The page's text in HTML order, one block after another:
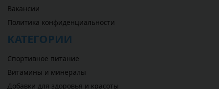
Вакансии
Политика конфиденциальности
КАТЕГОРИИ
Спортивное питание
Витамины и минералы
Добавки для здоровья и красоты